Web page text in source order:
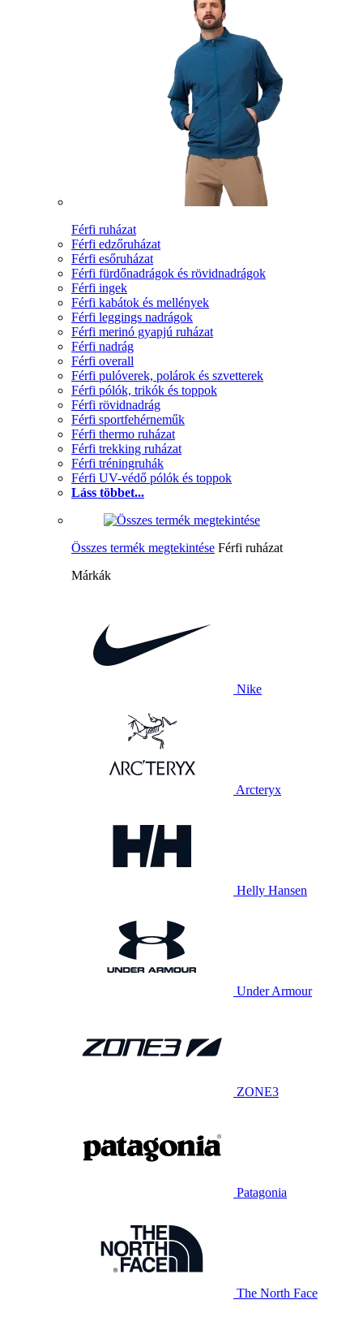
Férfi ruházat
Férfi edzőruházat
Férfi esőruházat
Férfi fürdőnadrágok és rövidnadrágok
Férfi ingek
Férfi kabátok és mellények
Férfi leggings nadrágok
Férfi merinó gyapjú ruházat
Férfi nadrág
Férfi overall
Férfi pulóverek, polárok és szvetterek
Férfi pólók, trikók és toppok
Férfi rövidnadrág
Férfi sportfehérneműk
Férfi thermo ruházat
Férfi trekking ruházat
Férfi tréningruhák
Férfi UV-védő pólók és toppok
Láss többet...
Összes termék megtekintése Férfi ruházat
Márkák
Nike
Arcteryx
Helly Hansen
Under Armour
ZONE3
Patagonia
The North Face